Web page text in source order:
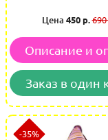
Цена 450 р.
Описание и
Заказ в один
-35%